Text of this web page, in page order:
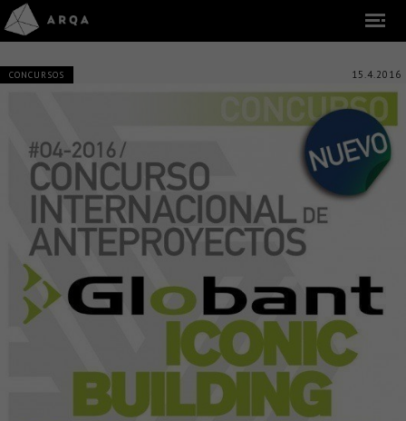
CONCURSOS 15.4.2016